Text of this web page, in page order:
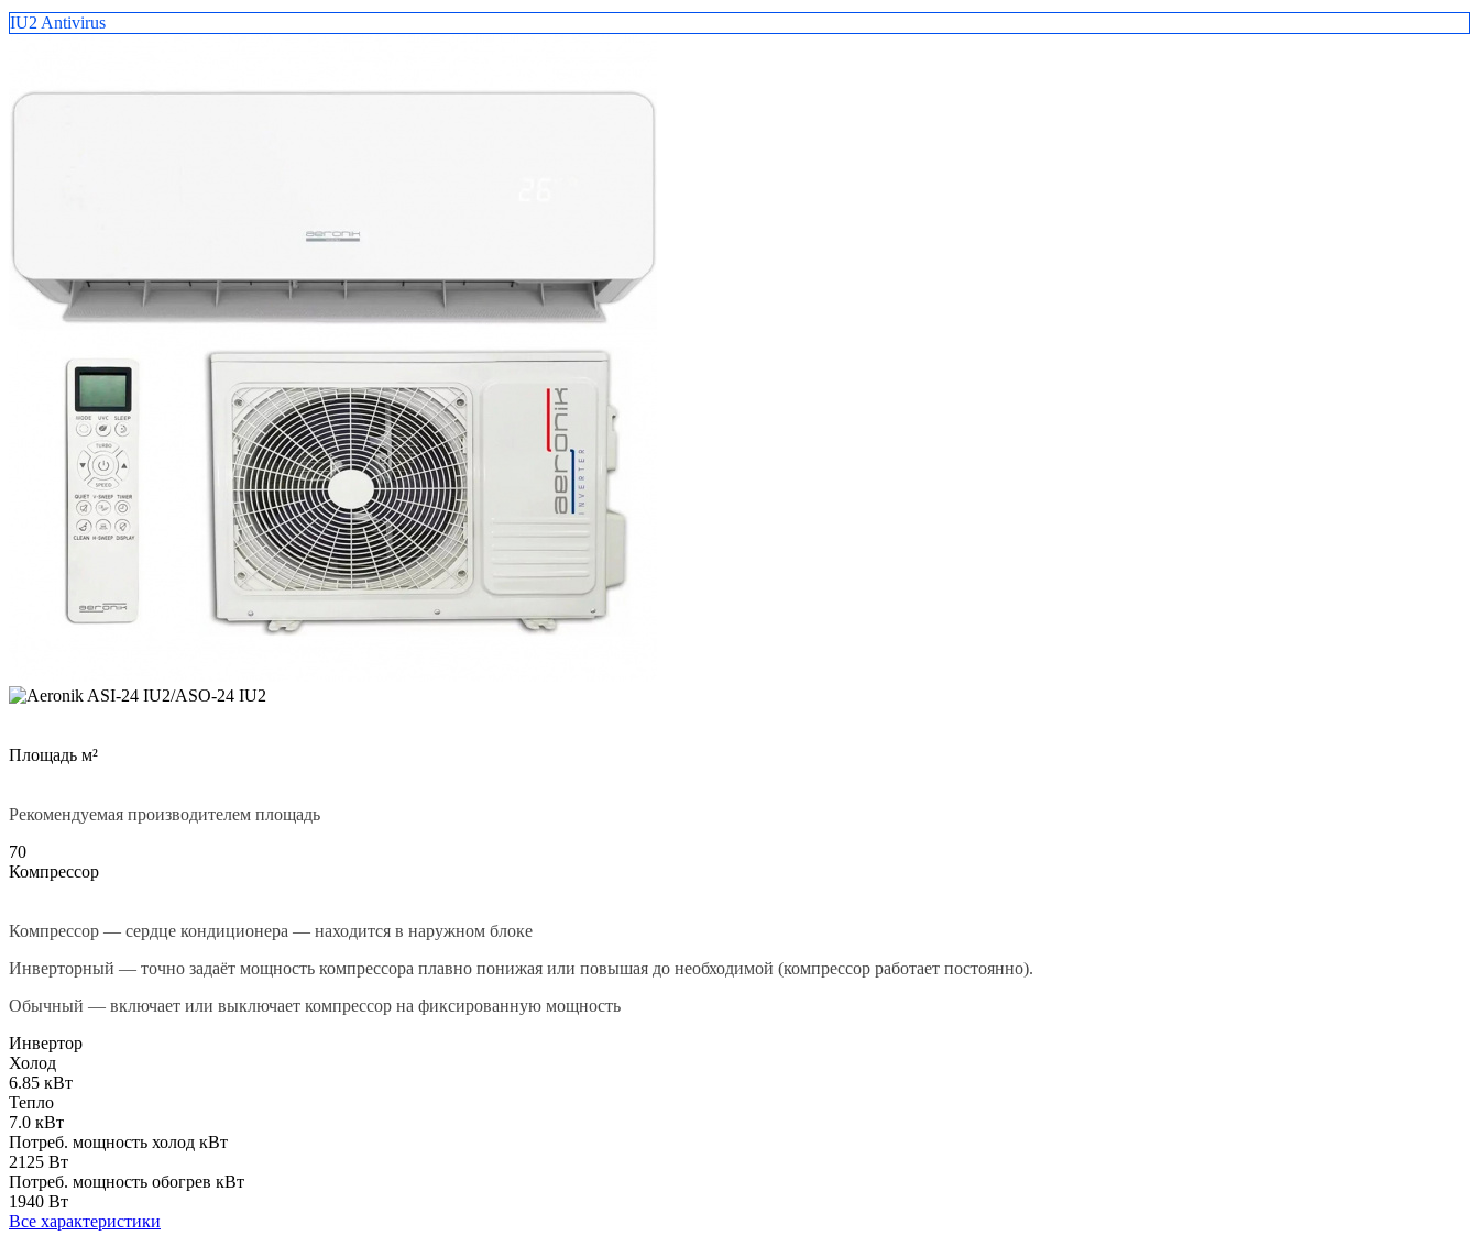
IU2 Antivirus
Площадь м²
Рекомендуемая производителем площадь
70
Компрессор
Компрессор — сердце кондиционера — находится в наружном блоке
Инверторный — точно задаёт мощность компрессора плавно понижая или повышая до необходимой (компрессор работает постоянно).
Обычный — включает или выключает компрессор на фиксированную мощность
Инвертор
Холод
6.85 кВт
Тепло
7.0 кВт
Потреб. мощность холод кВт
2125 Вт
Потреб. мощность обогрев кВт
1940 Вт
Все характеристики